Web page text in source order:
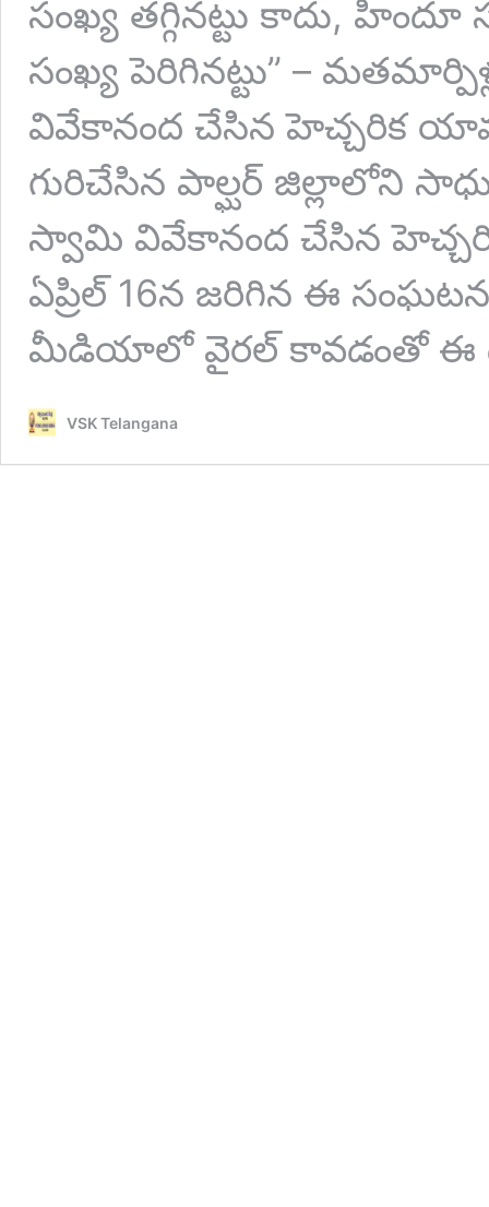
సంఖ్య తగ్గినట్టు కాదు,
సంఖ్య పెరిగినట్టు” –
వివేకానంద చేసిన హెచ్చరిక
గురిచేసిన పాల్ఘర్ జిల్లాలోని
స్వామి వివేకానంద చేసిన
ఏప్రిల్ 16న జరిగిన ఈ
మీడియాలో వైరల్ కావడంతో ఈ
VSK Telangana